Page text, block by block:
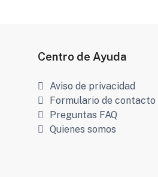
Centro de Ayuda
Aviso de privacidad
Formulario de contacto
Preguntas FAQ
Quienes somos